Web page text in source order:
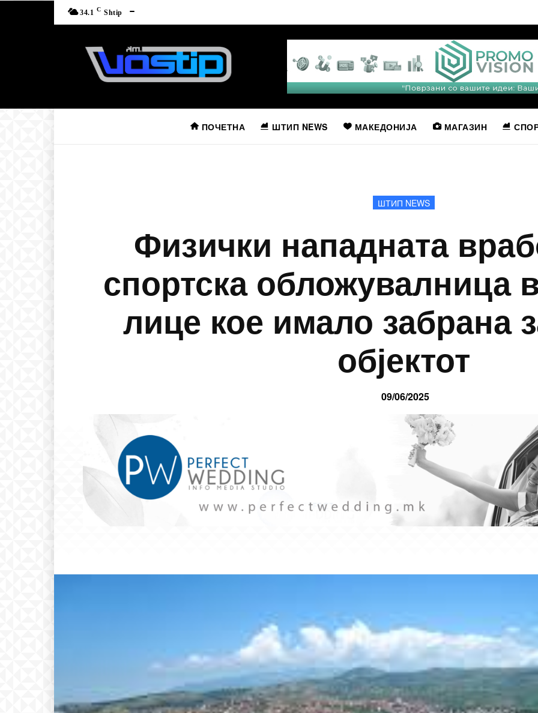
34.1 C Shtip
ПОЧЕТНА ШТИП NEWS МАКЕДОНИЈА МАГАЗИН
ШТИП NEWS
Физички нападната
спортска обложувалница
лице кое имало забрана
објектот
09/06/2025